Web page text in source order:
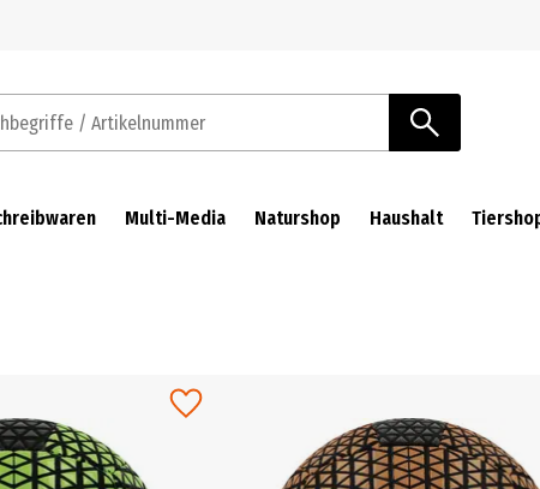
/ Artikelnummer
Multi-Media Naturshop Haushalt